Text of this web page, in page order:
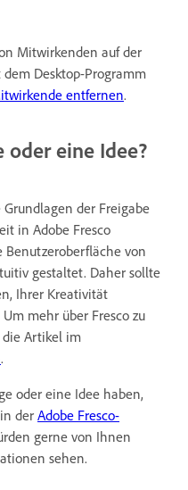
Mitwirkenden auf der
Desktop-Programm
entfernen.
oder eine Idee?
der Freigabe
in Adobe Fresco
von
gestaltet. Daher sollte
Ihrer Kreativität
mehr über Fresco zu
die Artikel im
.
oder eine Idee haben,
der Adobe Fresco-
gerne von Ihnen
sehen.